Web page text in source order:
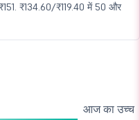
₹134.60/₹119.40 में 50 और
आज का उच्च